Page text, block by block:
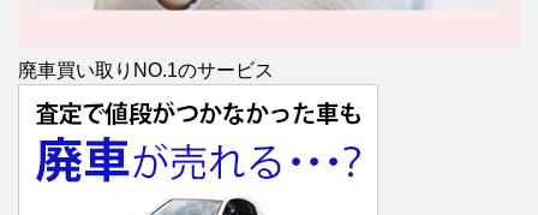
廃車買い取りNO.1のサービス